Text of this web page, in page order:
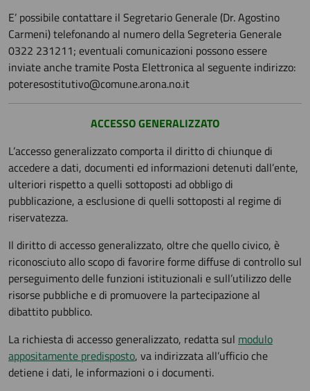
E’ possibile contattare il Segretario Generale (Dr. Agostino
Carmeni) telefonando al numero della Segreteria Generale
0322 231211; eventuali comunicazioni possono essere
inviate anche tramite Posta Elettronica al seguente indirizzo:
poteresostitutivo@comune.arona.no.it
ACCESSO GENERALIZZATO
L’accesso generalizzato comporta il diritto di chiunque di
accedere a dati, documenti ed informazioni detenuti dall’ente,
ulteriori rispetto a quelli sottoposti ad obbligo di
pubblicazione, a esclusione di quelli sottoposti al regime di
riservatezza.
Il diritto di accesso generalizzato, oltre che quello civico, è
riconosciuto allo scopo di favorire forme diffuse di controllo sul
perseguimento delle funzioni istituzionali e sull’utilizzo delle
risorse pubbliche e di promuovere la partecipazione al
dibattito pubblico.
La richiesta di accesso generalizzato, redatta sul modulo
appositamente predisposto, va indirizzata all’ufficio che
detiene i dati, le informazioni o i documenti.